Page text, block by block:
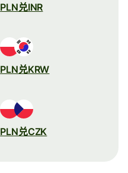
PLN兑INR
PLN兑KRW
PLN兑CZK